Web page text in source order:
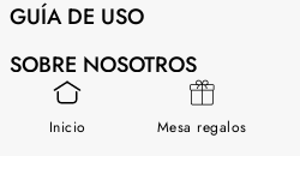
Inicio Mesa regalos
GUÍA DE USO
SOBRE NOSOTROS
CONTÁCTANOS